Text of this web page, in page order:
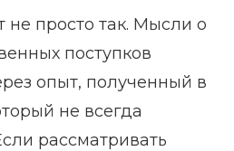
не просто так. Мысли о
поступков
опыт, полученный в
не всегда
рассматривать